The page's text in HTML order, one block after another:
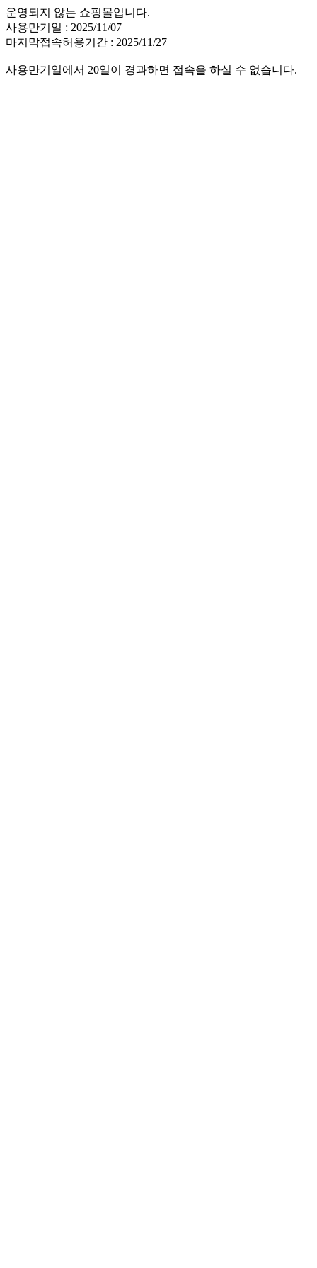
운영되지 않는 쇼핑몰입니다.
사용만기일 : 2025/11/07
마지막접속허용기간 : 2025/11/27
사용만기일에서 20일이 경과하면 접속을 하실 수 없습니다.